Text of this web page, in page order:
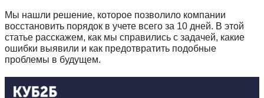
Мы нашли решение, которое позволило компании
восстановить порядок в учете всего за 10 дней. В этой
статье расскажем, как мы справились с задачей, какие
ошибки выявили и как предотвратить подобные
проблемы в будущем.